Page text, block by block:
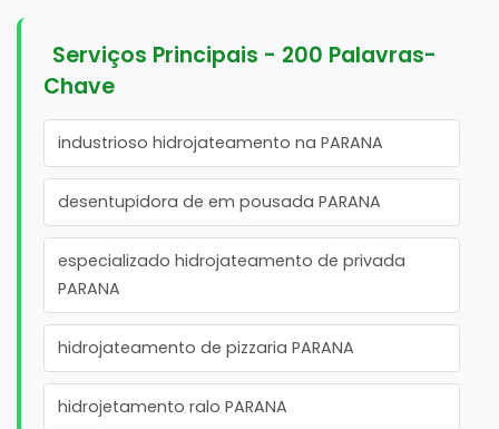
Serviços Principais - 200 Palavras-
Chave
industrioso hidrojateamento na PARANA
desentupidora de em pousada PARANA
especializado hidrojateamento de privada
PARANA
hidrojateamento de pizzaria PARANA
hidrojetamento ralo PARANA